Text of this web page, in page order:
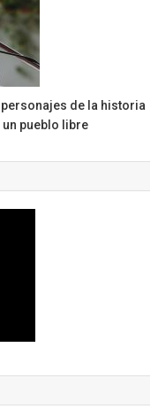
de la historia
pueblo libre